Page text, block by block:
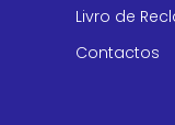
Livro de
Contactos